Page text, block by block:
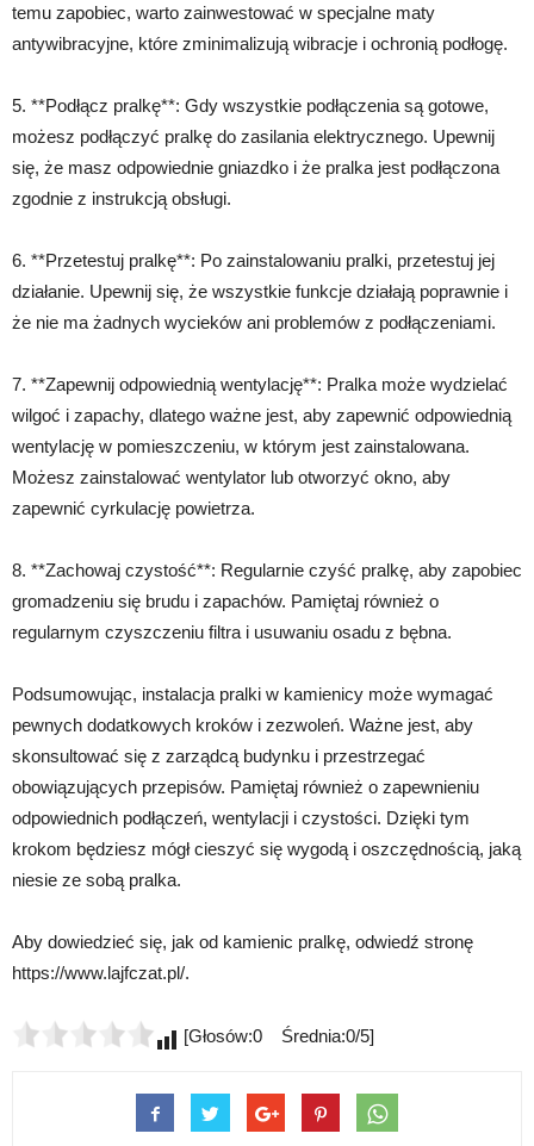
temu zapobiec, warto zainwestować w specjalne maty
antywibracyjne, które zminimalizują wibracje i ochronią podłogę.
5. **Podłącz pralkę**: Gdy wszystkie podłączenia są gotowe,
możesz podłączyć pralkę do zasilania elektrycznego. Upewnij
się, że masz odpowiednie gniazdko i że pralka jest podłączona
zgodnie z instrukcją obsługi.
6. **Przetestuj pralkę**: Po zainstalowaniu pralki, przetestuj jej
działanie. Upewnij się, że wszystkie funkcje działają poprawnie i
że nie ma żadnych wycieków ani problemów z podłączeniami.
7. **Zapewnij odpowiednią wentylację**: Pralka może wydzielać
wilgoć i zapachy, dlatego ważne jest, aby zapewnić odpowiednią
wentylację w pomieszczeniu, w którym jest zainstalowana.
Możesz zainstalować wentylator lub otworzyć okno, aby
zapewnić cyrkulację powietrza.
8. **Zachowaj czystość**: Regularnie czyść pralkę, aby zapobiec
gromadzeniu się brudu i zapachów. Pamiętaj również o
regularnym czyszczeniu filtra i usuwaniu osadu z bębna.
Podsumowując, instalacja pralki w kamienicy może wymagać
pewnych dodatkowych kroków i zezwoleń. Ważne jest, aby
skonsultować się z zarządcą budynku i przestrzegać
obowiązujących przepisów. Pamiętaj również o zapewnieniu
odpowiednich podłączeń, wentylacji i czystości. Dzięki tym
krokom będziesz mógł cieszyć się wygodą i oszczędnością, jaką
niesie ze sobą pralka.
Aby dowiedzieć się, jak od kamienic pralkę, odwiedź stronę
https://www.lajfczat.pl/.
[Głosów:0 Średnia:0/5]